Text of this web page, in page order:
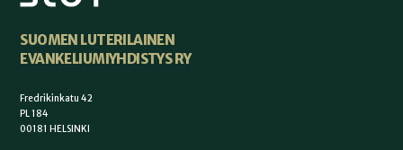
SUOMEN LUTERILAINEN
EVANKELIUMIYHDISTYS RY
Fredrikinkatu 42
PL 184
00181 HELSINKI